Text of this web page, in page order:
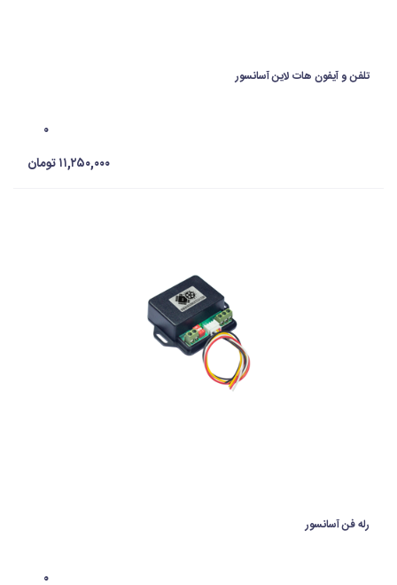
تلفن و آیفون هات لاین آسانسور
۰
۱۱,۲۵۰,۰۰۰ تومان
رله فن آسانسور
۰